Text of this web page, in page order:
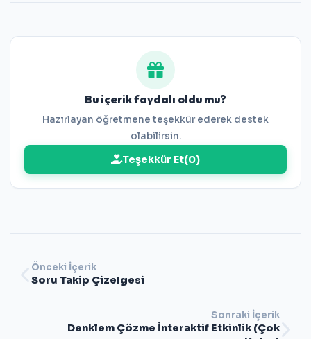
Bu içerik faydalı oldu mu?
Hazırlayan öğretmene teşekkür ederek destek
olabilirsin.
Teşekkür Et(0)
Önceki İçerik
Soru Takip Çizelgesi
Sonraki İçerik
Denklem Çözme İnteraktif Etkinlik (Çok